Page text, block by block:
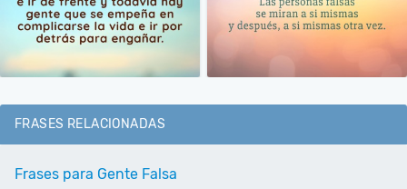
FRASES RELACIONADAS
Frases para Gente Falsa